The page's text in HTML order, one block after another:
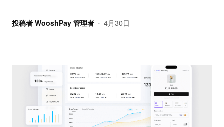
投稿者 WooshPay 管理者 • 4月30日